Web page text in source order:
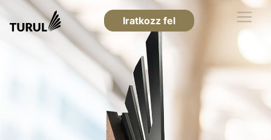
Iratkozz fel